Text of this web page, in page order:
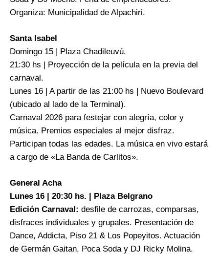
Organiza: Municipalidad de Alpachiri.
Santa Isabel
Domingo 15 | Plaza Chadileuvú.
21:30 hs | Proyección de la película en la previa del
carnaval.
Lunes 16 | A partir de las 21:00 hs | Nuevo Boulevard
(ubicado al lado de la Terminal).
Carnaval 2026 para festejar con alegría, color y
música. Premios especiales al mejor disfraz.
Participan todas las edades. La música en vivo estará
a cargo de «La Banda de Carlitos».
General Acha
Lunes 16 | 20:30 hs. | Plaza Belgrano
Edición Carnaval: desfile de carrozas, comparsas,
disfraces individuales y grupales. Presentación de
Dance, Addicta, Piso 21 & Los Popeyitos. Actuación
de Germán Gaitan, Poca Soda y DJ Ricky Molina.